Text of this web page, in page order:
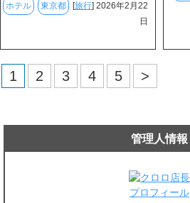
ホテル 東京都 [旅行] 2026年2月22
日
1 2 3 4 5 >
管理人情報
プロフィール